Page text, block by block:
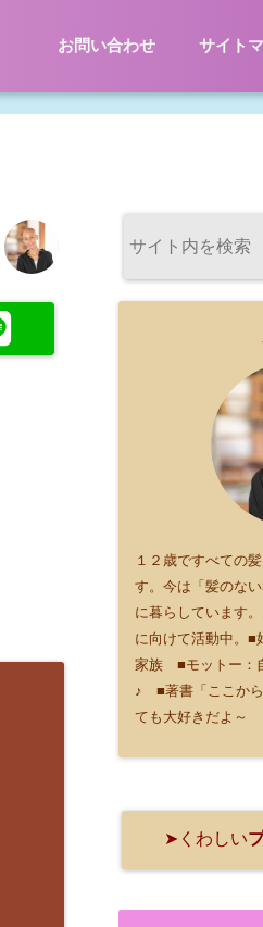
お問い合わせ サイト
１２歳ですべての
す。今は「髪のな
に暮らしています
に向けて活動中。■
家族 ■モットー：
♪ ■著書「ここから
ても大好きだよ～
➤くわしい